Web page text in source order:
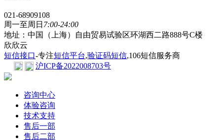
021-68909108
周一至周日 7:00-24:00
地址：中国（上海）自由贸易试验区环湖西二路888号C楼
欣欣云
短信接口-专注短信平台,验证码短信,106短信服务商
沪ICP备2022008703号
咨询中心
体验咨询
技术支持
售后一部
售后二部